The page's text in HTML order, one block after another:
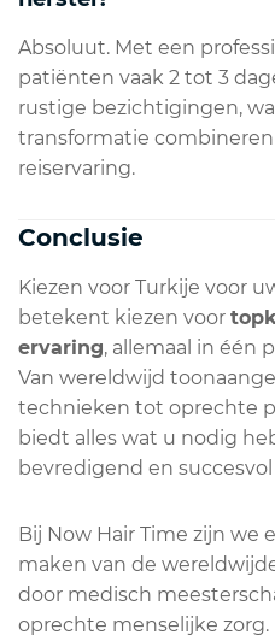
Absoluut. Met een
patiënten vaak 2 tot 3
rustige bezichtigingen,
transformatie
reiservaring.
Conclusie
Kiezen voor Turkije voor
betekent kiezen voor
ervaring, allemaal in één
Van wereldwijd
technieken tot oprechte
biedt alles wat u nodig
bevredigend en
Bij Now Hair Time zijn we
maken van de
door medisch
oprechte menselijke zorg.